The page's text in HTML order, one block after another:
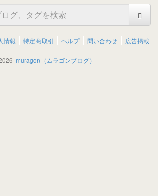
情報 特定商取引 ヘルプ 問い合わせ 広告掲載
muragon（ムラゴンブログ）